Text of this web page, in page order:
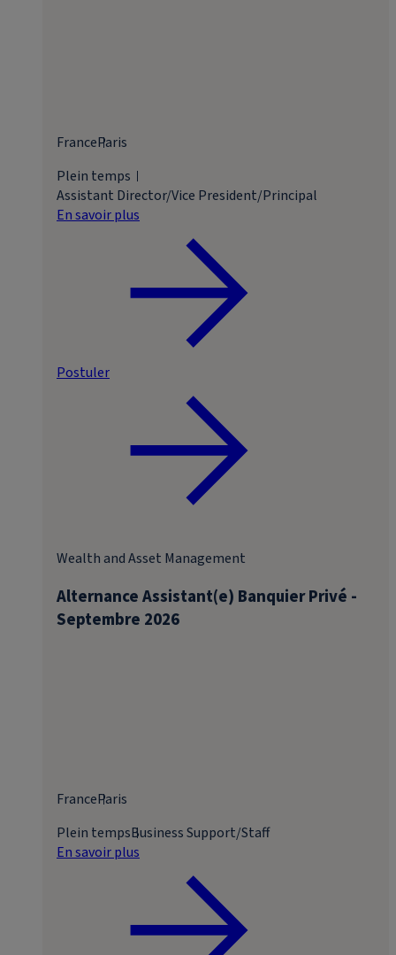
FranceParis
Plein temps
Assistant Director/Vice President/Principal
En savoir plus
Postuler
Alternance Assistant(e) Banquier Privé -
Septembre 2026
Wealth and Asset Management
FranceParis
Plein tempsBusiness Support/Staff
En savoir plus